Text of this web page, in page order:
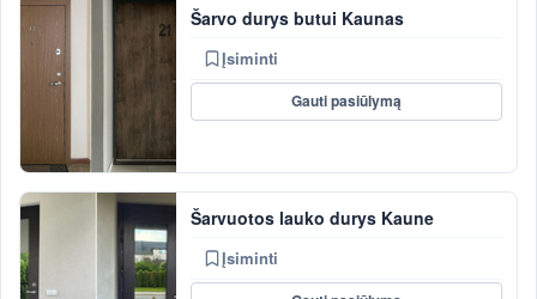
Šarvo durys butui Kaunas
Įsiminti
Gauti pasiūlymą
Šarvuotos lauko durys Kaune
Įsiminti